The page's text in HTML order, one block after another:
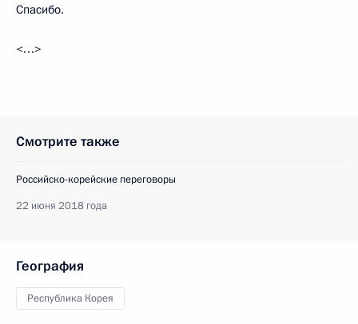
Спасибо.
<…>
Смотрите также
Российско-корейские переговоры
22 июня 2018 года
География
Республика Корея